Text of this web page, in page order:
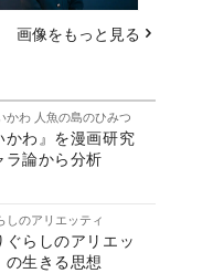
画像をもっと見る
かわ 人魚の島のひみつ
かわ』を漫画研究
ラ論から分析
しのアリエッティ
ぐらしのアリエッ
の生きる思想